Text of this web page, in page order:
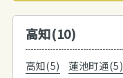
高知(10)
高知(5) 蓮池町通(5)